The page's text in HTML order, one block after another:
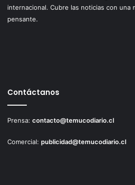
internacional. Cubre las noticias con una
pensante.
Contáctanos
Prensa: contacto@temucodiario.cl
Comercial: publicidad@temucodiario.cl